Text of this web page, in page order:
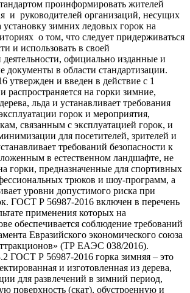
проинформировать жителей
и руководителей организаций, несущих
установку зимних ледовых горок на
о том, что следует придерживаться
и использовать в своей
официально изданные и
документы в области стандартизации.
утвержден и введен в действие с 1
распространяется на горки зимние,
льда и устанавливает требования
горок и мероприятия,
связанным с эксплуатацией горок, и
для посетителей, зрителей и
требований безопасности к
в естественном ландшафте, не
горки, предназначенные для спортивных
трюков и шоу-программ, а
уровни допустимого риска при
ГОСТ Р 56987-2016 включен в перечень
применения которых на
обеспечивается соблюдение требований
Евразийского экономического союза
(ТР ЕАЭС 038/2016).
ГОСТ Р 56987-2016 горка зимняя – это
и изготовленная из дерева,
для развлечений в зимний период,
поверхность (скат), обустроенную и